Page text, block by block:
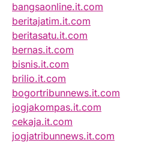
bangsaonline.it.com
beritajatim.it.com
beritasatu.it.com
bernas.it.com
bisnis.it.com
brilio.it.com
bogortribunnews.it.com
jogjakompas.it.com
cekaja.it.com
jogjatribunnews.it.com